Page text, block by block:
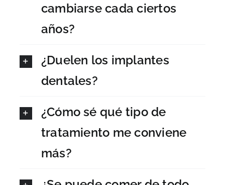
cambiarse cada ciertos
años?
¿Duelen los implantes
dentales?
¿Cómo sé qué tipo de
tratamiento me conviene
más?